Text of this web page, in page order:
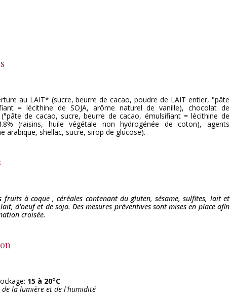
au LAIT* (sucre, beurre de cacao, poudre de LAIT entier, °pâte
= lécithine de SOJA, arôme naturel de vanille), chocolat de
de cacao, sucre, beurre de cacao, émulsifiant = lécithine de
(raisins, huile végétale non hydrogénée de coton), agents
arabique, shellac, sucre, sirop de glucose).
fruits à coque , céréales contenant du gluten, sésame, sulfites, lait et
d'oeuf et de soja. Des mesures préventives sont mises en place afin
croisée.
15 à 20°C
la lumière et de l'humidité